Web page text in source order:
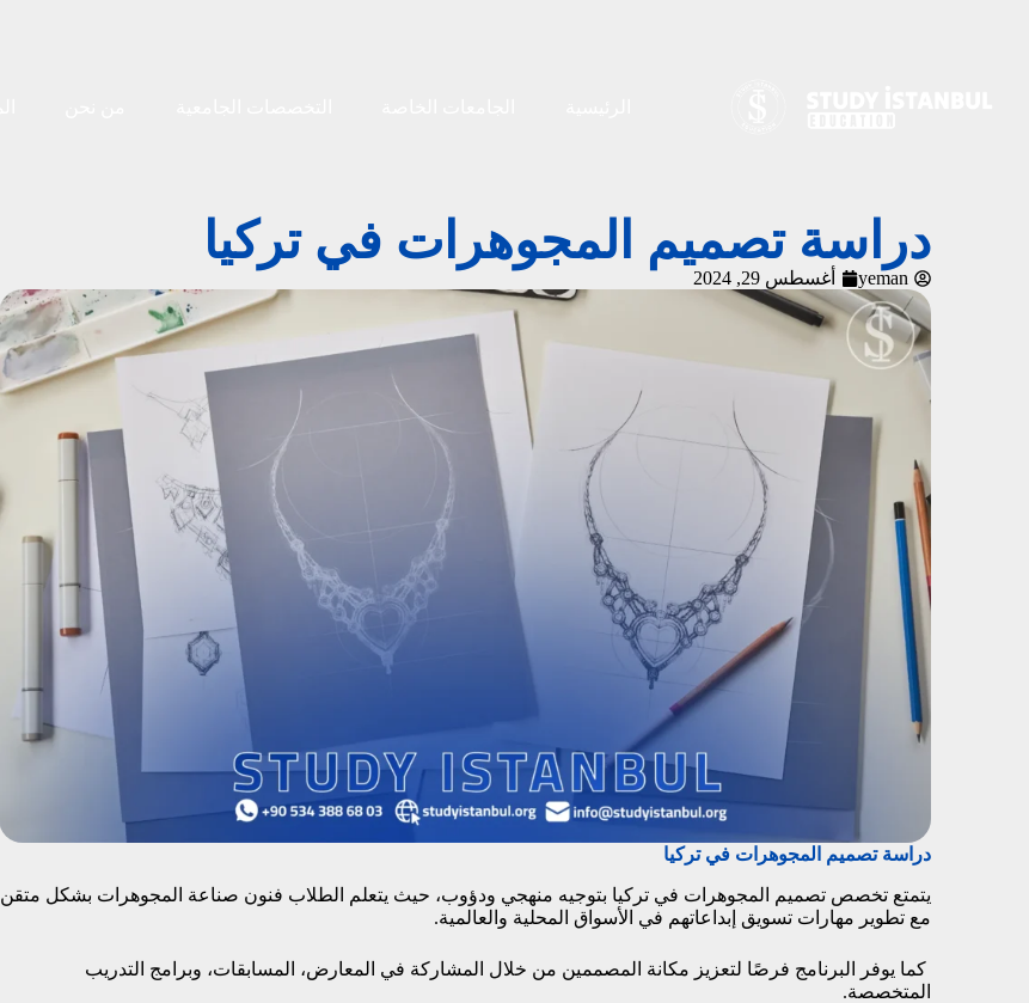
دراسة تصميم المجوهرات في تركيا
yeman أغسطس 29, 2024
دراسة تصميم المجوهرات في تركيا
يتمتع تخصص تصميم المجوهرات في تركيا بتوجيه منهجي ودؤوب، حيث يتعلم الطلاب فنون صناعة المجوهرات بشكل متقن
مع تطوير مهارات تسويق إبداعاتهم في الأسواق المحلية والعالمية.
كما يوفر البرنامج فرصًا لتعزيز مكانة المصممين من خلال المشاركة في المعارض، المسابقات، وبرامج التدريب
المتخصصة.